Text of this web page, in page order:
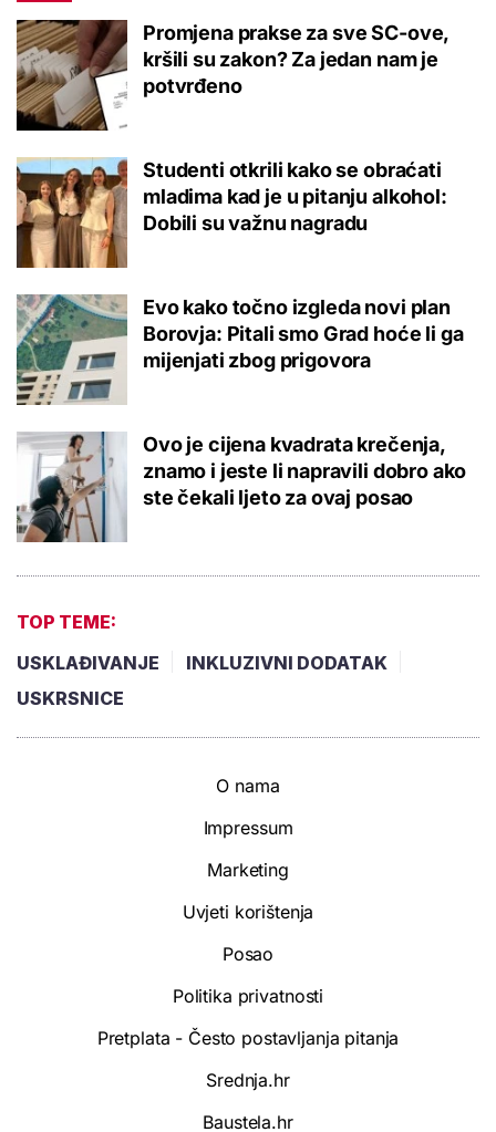
Promjena prakse za sve SC-ove,
kršili su zakon? Za jedan nam je
potvrđeno
Studenti otkrili kako se obraćati
mladima kad je u pitanju alkohol:
Dobili su važnu nagradu
Evo kako točno izgleda novi plan
Borovja: Pitali smo Grad hoće li ga
mijenjati zbog prigovora
Ovo je cijena kvadrata krečenja,
znamo i jeste li napravili dobro ako
ste čekali ljeto za ovaj posao
TOP TEME:
USKLAĐIVANJE
INKLUZIVNI DODATAK
USKRSNICE
O nama
Impressum
Marketing
Uvjeti korištenja
Posao
Politika privatnosti
Pretplata - Često postavljanja pitanja
Srednja.hr
Baustela.hr